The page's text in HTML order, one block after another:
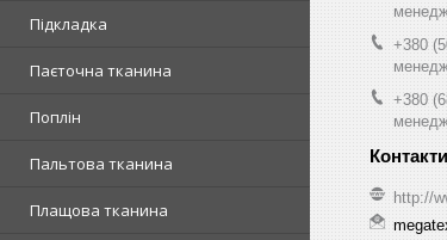
Підкладка
Паєточна тканина
Поплін
Пальтова тканина
Плащова тканина
+380
+380
http://